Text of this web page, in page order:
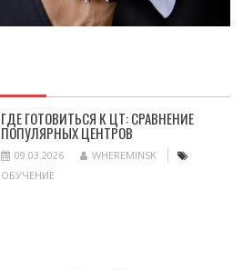
ГДЕ ГОТОВИТЬСЯ К ЦТ: СРАВНЕНИЕ
ПОПУЛЯРНЫХ ЦЕНТРОВ
09.03.2026
WHEREMINSK
ОБУЧЕНИЕ